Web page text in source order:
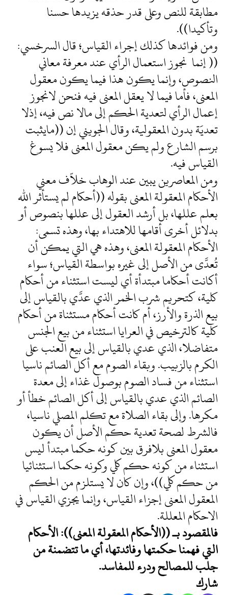
مطابقة للنص وعلى قدر حذقه يزيدها حسنا
وتأكيدا)).
ومن فوائدها كذلك إجراء القياس؛ قال السرخسي:
(( إنما نجوز استعمال الرأي عند معرفة معاني
النصوص، وإنما يكون هذا فيما يكون معقول
المعنى، فأما فيما لا يعقل المعنى فيه فنحن لانجوز
إعمال الرأي لتعدية الحكم إلى مالا نص فيه، إذلا
تعديَة بدون المعقولية، وقال الجويني إن ((مايثبت
برسم الشارع ولم يكن معقول المعنى فلا يسوغ
القياس فيه.
ومن المعاصرين يبين عند الوهاب خلاّف معني
الأحكام المعقولة المعنى بقوله ((أحكام لم يستأثر الله
بعلم عللها، بل أرشد العقول إلى عللها بنصوص أو
بدلائل أخرى أقامها للاهتداء بها، وهذه تسمى:
الأحكام المعقولة المعنى، وهذه هي التي يمكن أن
تُعدَّى من الأصل إلى غيره بواسطة القياس؛ سواء
أكانت أحكاما مبتدأة أي ليست استثناء من أحكام
كلية، كتحريم شرب الخمر الذي عدَّي بالقياس إلى
بيع الذرة والأرز، أم كانت أحكام مستثناة من أحكام
كلية كالترخيص في العرايا استثناء من بيع الجنس
متفاضلا، الذي عدي بالقياس إلى بيع العنب على
الكرم بالزبيب. وبقاء الصوم مع أكل الصائم ناسيا
استثناء من فساد الصوم بوصول غذاء إلى معدة
الصائم الذي عدي بالقياس إلى أكل الصائم خطأ أو
مكرها. وإلى بقاء الصلاة مع تكلم المصلي ناسيا،
فالشرط لصحة تعدية حكم الأصل أن يكون
معقول المعنى بلافرق بين كونه حكما مبتدأ ليس
استثناء من كونه حكم كلي وكونه حكما استثنائيا
من حكم كلي))، وإن كان لا يستلزم من الحكم
المعقول المعنى إجزاء القياس، وإنما يجزي القياس في
الاحكام المعللة.
فالمقصود بـ ((الأحكام المعقولة المعنى)): الأحكام
التي فهمنا حكمتها وفائدتها، أي ما تتضمنة من
جلب للمصالح ودرء للمفاسد.
شارك